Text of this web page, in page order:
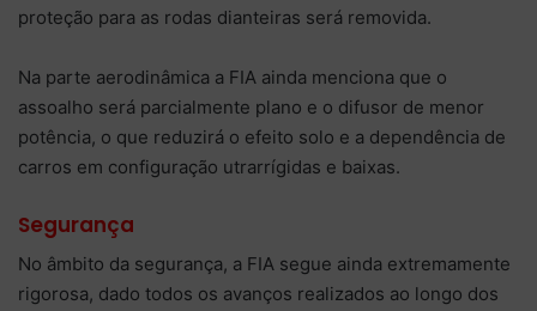
proteção para as rodas dianteiras será removida.
Na parte aerodinâmica a FIA ainda menciona que o
assoalho será parcialmente plano e o difusor de menor
potência, o que reduzirá o efeito solo e a dependência de
carros em configuração utrarrígidas e baixas.
Segurança
No âmbito da segurança, a FIA segue ainda extremamente
rigorosa, dado todos os avanços realizados ao longo dos